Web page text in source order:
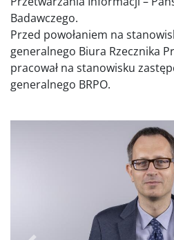
Badawczego.
Przed powołaniem na
generalnego Biura Rzecznika
pracował na stanowisku
generalnego BRPO.